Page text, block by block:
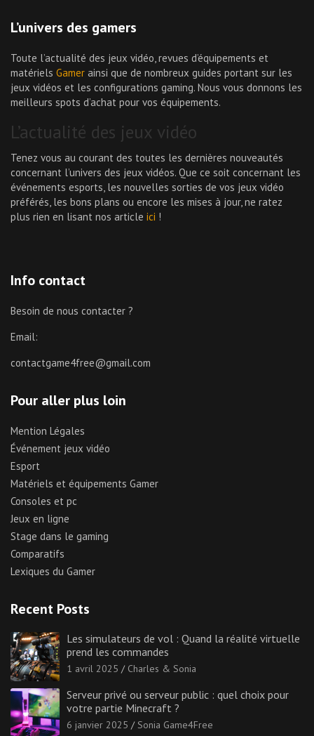
L’univers des gamers
Toute l’actualité des jeux vidéo, revues d’équipements et
matériels Gamer ainsi que de nombreux guides portant sur les
jeux vidéos et les configurations gaming. Nous vous donnons les
meilleurs spots d’achat pour vos équipements.
L’actualité des jeux vidéo
Tenez vous au courant des toutes les dernières nouveautés
concernant l’univers des jeux vidéos. Que ce soit concernant les
événements esports, les nouvelles sorties de vos jeux vidéo
préférés, les bons plans ou encore les mises à jour, ne ratez
plus rien en lisant nos article ici !
Info contact
Besoin de nous contacter ?
Email:
contactgame4free@gmail.com
Pour aller plus loin
Mention Légales
Événement jeux vidéo
Esport
Matériels et équipements Gamer
Consoles et pc
Jeux en ligne
Stage dans le gaming
Comparatifs
Lexiques du Gamer
Recent Posts
Les simulateurs de vol : Quand la réalité virtuelle
prend les commandes
1 avril 2025 Charles & Sonia
Serveur privé ou serveur public : quel choix pour
votre partie Minecraft ?
6 janvier 2025 Sonia Game4Free